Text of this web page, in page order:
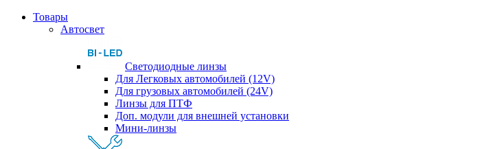
Товары
Автосвет
Светодиодные линзы
Для Легковых автомобилей (12V)
Для грузовых автомобилей (24V)
Линзы для ПТФ
Доп. модули для внешней установки
Мини-линзы